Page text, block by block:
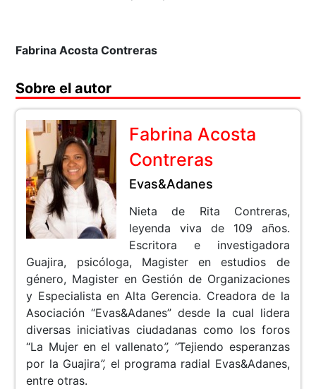
Fabrina Acosta Contreras
Sobre el autor
Fabrina Acosta
Contreras
Evas&Adanes
Nieta de Rita Contreras,
leyenda viva de 109 años.
Escritora e investigadora
Guajira, psicóloga, Magister en estudios de
género, Magister en Gestión de Organizaciones
y Especialista en Alta Gerencia. Creadora de la
Asociación “Evas&Adanes” desde la cual lidera
diversas iniciativas ciudadanas como los foros
“La Mujer en el vallenato”, “Tejiendo esperanzas
por la Guajira”, el programa radial Evas&Adanes,
entre otras.